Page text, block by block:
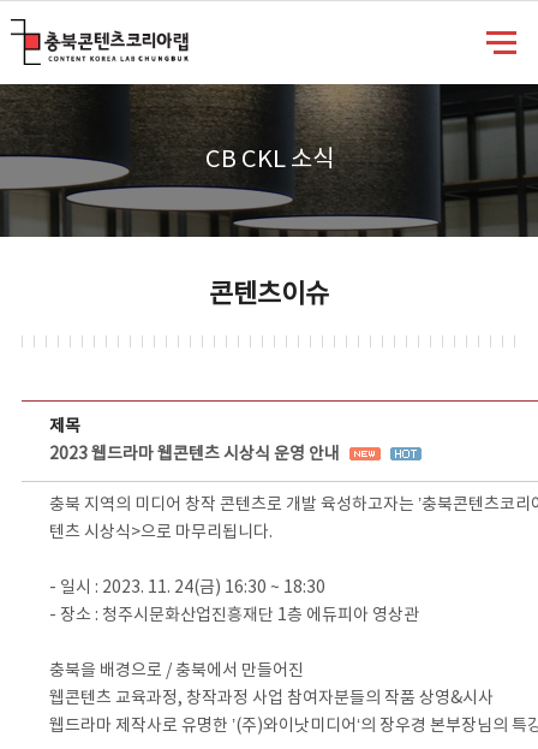
CB CKL 소식
콘텐츠이슈
제목
2023 웹드라마 웹콘텐츠 시상식 운영 안내
충북 지역의 미디어 창작 콘텐츠로 개발 육성하고자는 ’충북콘텐츠코
텐츠 시상식>으로 마무리됩니다.
- 일시 : 2023. 11. 24(금) 16:30 ~ 18:30
- 장소 : 청주시문화산업진흥재단 1층 에듀피아 영상관
충북을 배경으로 / 충북에서 만들어진
웹콘텐츠 교육과정, 창작과정 사업 참여자분들의 작품 상영&시사
웹드라마 제작사로 유명한 ’(주)와이낫미디어‘의 장우경 본부장님의 특